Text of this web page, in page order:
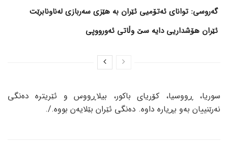
گەروسی: توانای ئەتۆمیی ئێران بە هێزی سەربازی لەناونابرێت
ئێران هۆشداریی دایە سێ وڵاتی ئەورووپی
سوریا، ڕووسیا، کۆریای باکور، بیلاڕووس و ئێریترە دەنگی
نەرێنییان بەو بڕیارە داوە. دەنگی ئێران بێلایەن بووە./.